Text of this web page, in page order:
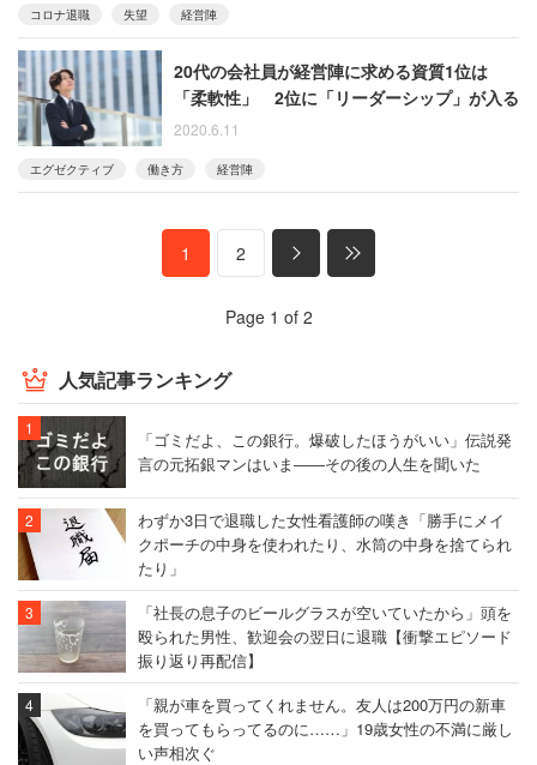
コロナ退職 失望 経営陣
20代の会社員が経営陣に求める資質1位は
「柔軟性」 2位に「リーダーシップ」が入る
2020.6.11
エグゼクティブ 働き方 経営陣
1 2
Page 1 of 2
人気記事ランキング
「ゴミだよ、この銀行。爆破したほうがいい」伝説発
言の元拓銀マンはいま――その後の人生を聞いた
わずか3日で退職した女性看護師の嘆き「勝手にメイ
クポーチの中身を使われたり、水筒の中身を捨てられ
たり」
「社長の息子のビールグラスが空いていたから」頭を
殴られた男性、歓迎会の翌日に退職【衝撃エピソード
振り返り再配信】
「親が車を買ってくれません。友人は200万円の新車
を買ってもらってるのに……」19歳女性の不満に厳し
い声相次ぐ